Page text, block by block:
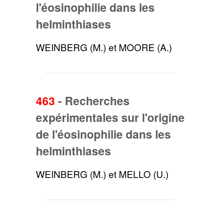
l'éosinophilie dans les
helminthiases
WEINBERG (M.) et MOORE (A.)
463 - Recherches
expérimentales sur l'origine
de l'éosinophilie dans les
helminthiases
WEINBERG (M.) et MELLO (U.)